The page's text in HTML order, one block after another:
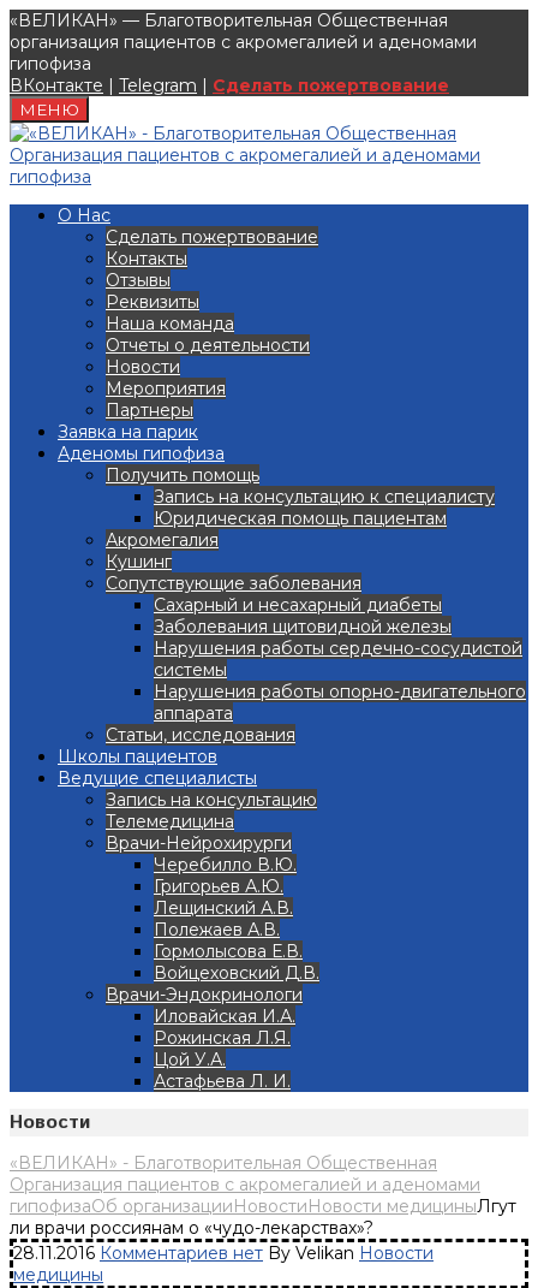
«ВЕЛИКАН» — Благотворительная Общественная
организация пациентов с акромегалией и аденомами
гипофиза
ВКонтакте | Telegram | Сделать пожертвование
МЕНЮ
О Нас
Сделать пожертвование
Контакты
Отзывы
Реквизиты
Наша команда
Отчеты о деятельности
Новости
Мероприятия
Партнеры
Заявка на парик
Аденомы гипофиза
Получить помощь
Запись на консультацию к специалисту
Юридическая помощь пациентам
Акромегалия
Кушинг
Сопутствующие заболевания
Сахарный и несахарный диабеты
Заболевания щитовидной железы
Нарушения работы сердечно-сосудистой
системы
Нарушения работы опорно-двигательного
аппарата
Статьи, исследования
Школы пациентов
Ведущие специалисты
Запись на консультацию
Телемедицина
Врачи-Нейрохирурги
Черебилло В.Ю.
Григорьев А.Ю.
Лещинский А.В.
Полежаев А.В.
Гормолысова Е.В.
Войцеховский Д.В.
Врачи-Эндокринологи
Иловайская И.А.
Рожинская Л.Я.
Цой У.А.
Астафьева Л. И.
Новости
«ВЕЛИКАН» - Благотворительная Общественная
Организация пациентов с акромегалией и аденомами
гипофизаОб организацииНовостиНовости медициныЛгут
ли врачи россиянам о «чудо-лекарствах»?
28.11.2016 Комментариев нет By Velikan Новости
медицины